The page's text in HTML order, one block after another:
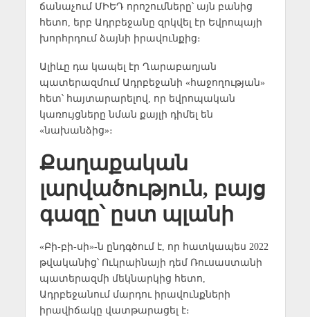
ճանաչում ՄԻԵԴ որոշումները՝ այն բանից
հետո, երբ Ադրբեջանը զրկվել էր Եվրոպայի
խորհրդում ձայնի իրավունքից։
Ալիևը դա կապել էր Ղարաբաղյան
պատերազմում Ադրբեջանի «հաջողության»
հետ՝ հայտարարելով, որ եվրոպական
կառույցները նման քայլի դիմել են
«նախանձից»։
Քաղաքական
լարվածություն, բայց
գազը՝ ըստ պլանի
«Բի-բի-սի»-ն ընդգծում է, որ հատկապես 2022
թվականից՝ Ուկրաինայի դեմ Ռուսաստանի
պատերազմի մեկնարկից հետո,
Ադրբեջանում մարդու իրավունքների
իրավիճակը վատթարացել է։